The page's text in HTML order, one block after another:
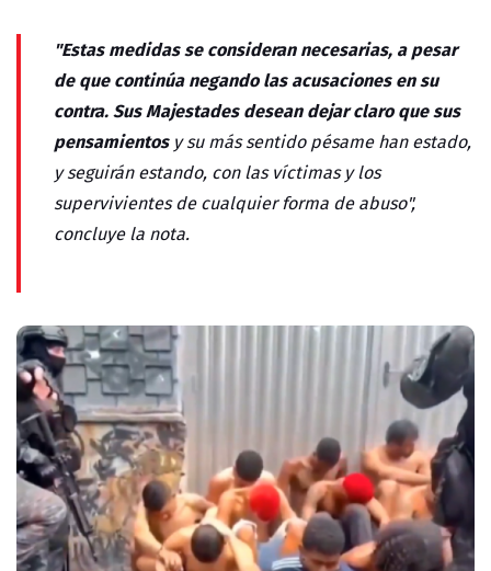
"Estas medidas se consideran necesarias, a pesar
de que continúa negando las acusaciones en su
contra. Sus Majestades desean dejar claro que sus
pensamientosy su más sentido pésame han estado,
y seguirán estando, con las víctimas y los
supervivientes de cualquier forma de abuso",
concluye la nota.